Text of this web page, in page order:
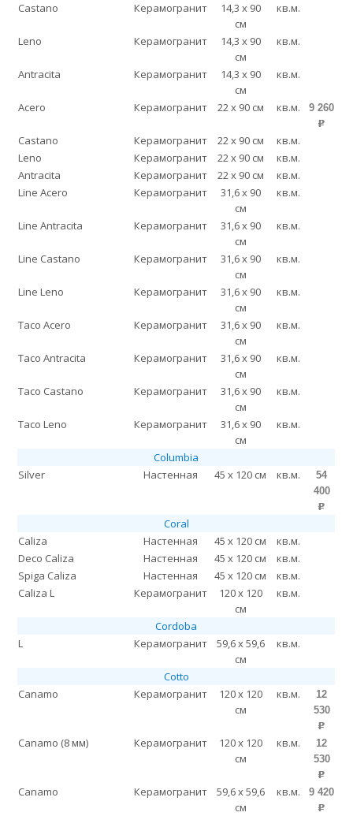
Castano Керамогранит
14,3 x 90
см
кв.м.
Leno Керамогранит
14,3 x 90
см
кв.м.
Antracita Керамогранит
14,3 x 90
см
кв.м.
Acero Керамогранит 22 x 90 см кв.м. 9 260
p
Castano Керамогранит 22 x 90 см
кв.м.
Leno
Керамогранит 22 x 90 см
кв.м.
Antracita
Керамогранит 22 x 90 см
кв.м.
Line Acero
Керамогранит
31,6 x 90
см
кв.м.
Line Antracita Керамогранит
31,6 x 90
см
кв.м.
Line Castano Керамогранит
31,6 x 90
см
кв.м.
Line Leno Керамогранит
31,6 x 90
см
кв.м.
Taco Acero Керамогранит
31,6 x 90
см
кв.м.
Taco Antracita Керамогранит
31,6 x 90
см
кв.м.
Taco Castano Керамогранит
31,6 x 90
см
кв.м.
Taco Leno Керамогранит
31,6 x 90
см
кв.м.
Columbia
Silver
Настенная 45 x 120 см кв.м.
54
400
p
Coral
Caliza
Настенная 45 x 120 см
кв.м.
Deco Caliza
Настенная 45 x 120 см
кв.м.
Spiga Caliza
Настенная 45 x 120 см
кв.м.
Caliza L
Керамогранит
120 x 120
см
кв.м.
Cordoba
L
Керамогранит
59,6 x 59,6
см
кв.м.
Cotto
Canamo
Керамогранит
120 x 120
см
кв.м.
12
530
p
Canamo (8 мм) Керамогранит
120 x 120
см
кв.м.
12
530
p
Canamo Керамогранит
59,6 x 59,6
см
кв.м. 9 420
p